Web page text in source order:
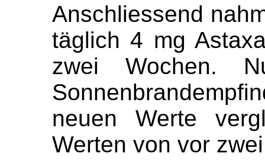
Anschliessend
täglich 4 mg
zwei Wochen.
neuen Werte
Werten von vor